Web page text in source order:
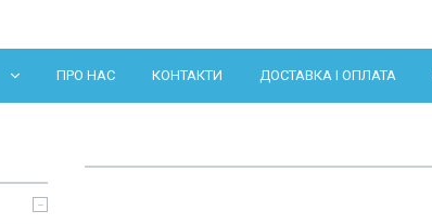
ПРО НАС КОНТАКТИ ДОСТАВКА І ОПЛАТА